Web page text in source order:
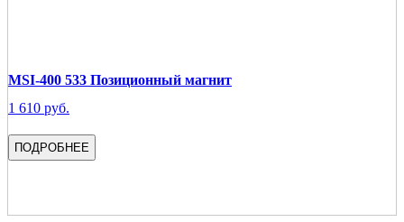
MSI-400 533 Позиционный магнит
1 610 руб.
ПОДРОБНЕЕ